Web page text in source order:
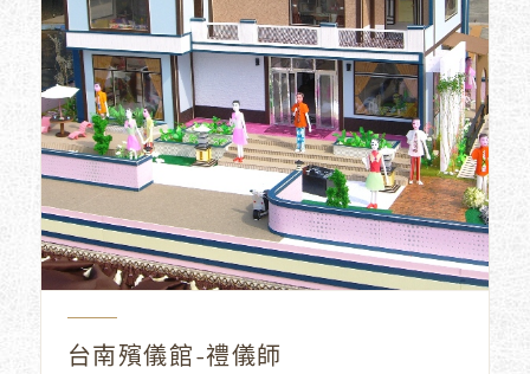
台南殯儀館-禮儀師